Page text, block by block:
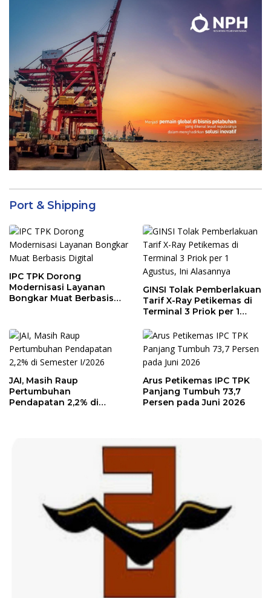
Port & Shipping
IPC TPK Dorong
Modernisasi Layanan
Bongkar Muat Berbasis
GINSI Tolak Pemberlakuan
Tarif X-Ray Petikemas di
Terminal 3 Priok per 1
JAI, Masih Raup
Pertumbuhan
Pendapatan 2,2% di
Arus Petikemas IPC TPK
Panjang Tumbuh 73,7
Persen pada Juni 2026